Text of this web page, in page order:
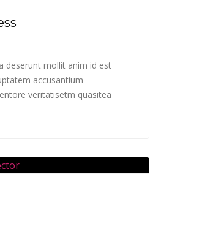
deserunt mollit anim id est
accusantium
veritatisetm quasitea